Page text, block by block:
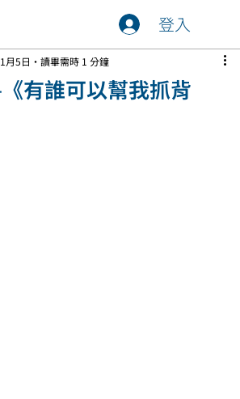
登入
有誰可以幫我抓背
月5日 讀畢需時 1 分鐘